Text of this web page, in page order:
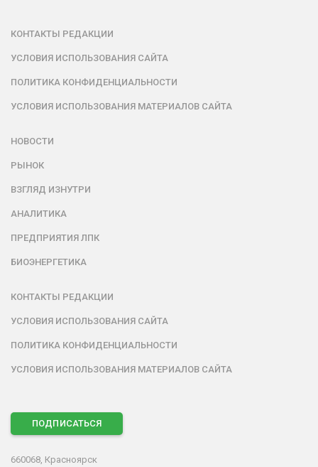
КОНТАКТЫ РЕДАКЦИИ
УСЛОВИЯ ИСПОЛЬЗОВАНИЯ САЙТА
ПОЛИТИКА КОНФИДЕНЦИАЛЬНОСТИ
УСЛОВИЯ ИСПОЛЬЗОВАНИЯ МАТЕРИАЛОВ САЙТА
НОВОСТИ
РЫНОК
ВЗГЛЯД ИЗНУТРИ
АНАЛИТИКА
ПРЕДПРИЯТИЯ ЛПК
БИОЭНЕРГЕТИКА
КОНТАКТЫ РЕДАКЦИИ
УСЛОВИЯ ИСПОЛЬЗОВАНИЯ САЙТА
ПОЛИТИКА КОНФИДЕНЦИАЛЬНОСТИ
УСЛОВИЯ ИСПОЛЬЗОВАНИЯ МАТЕРИАЛОВ САЙТА
ПОДПИСАТЬСЯ
660068, Красноярск